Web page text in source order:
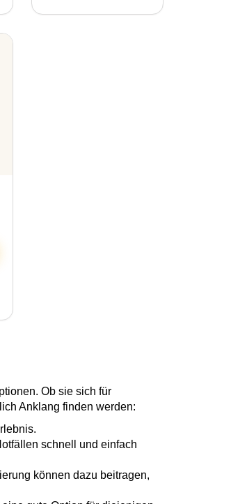
Ob sie sich für
Anklang finden werden:
schnell und einfach
können dazu beitragen,